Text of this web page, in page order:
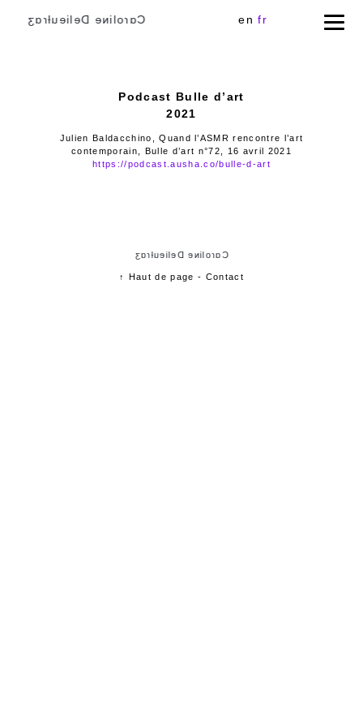
Cɑɾoliɴe Delieuƚɾɑʒ en fr
Podcast Bulle d’art
2021
Julien Baldacchino, Quand l’ASMR rencontre l’art
contemporain, Bulle d’art n°72, 16 avril 2021
https://podcast.ausha.co/bulle-d-art
Cɑɾoliɴe Delieuƚɾɑʒ
↑ Haut de page - Contact